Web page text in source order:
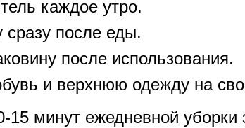
каждое утро.
сразу после еды.
после использования.
и верхнюю одежду на
15 минут ежедневной уборки